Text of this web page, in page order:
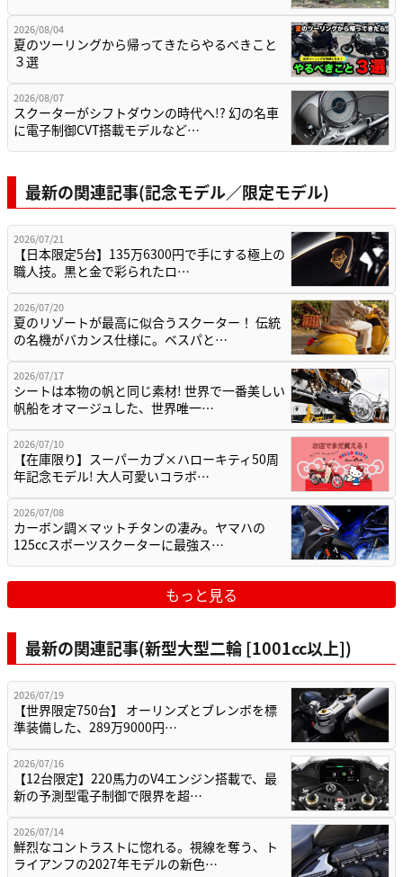
2026/08/04
夏のツーリングから帰ってきたらやるべきこと
３選
2026/08/07
スクーターがシフトダウンの時代へ!? 幻の名車
に電子制御CVT搭載モデルなど…
最新の関連記事(記念モデル／限定モデル)
2026/07/21
【日本限定5台】135万6300円で手にする極上の
職人技。黒と金で彩られたロ…
2026/07/20
夏のリゾートが最高に似合うスクーター！ 伝統
の名機がバカンス仕様に。ベスパと…
2026/07/17
シートは本物の帆と同じ素材! 世界で一番美しい
帆船をオマージュした、世界唯一…
2026/07/10
【在庫限り】スーパーカブ×ハローキティ50周
年記念モデル! 大人可愛いコラボ…
2026/07/08
カーボン調×マットチタンの凄み。ヤマハの
125ccスポーツスクーターに最強ス…
もっと見る
最新の関連記事(新型大型二輪 [1001cc以上])
2026/07/19
【世界限定750台】 オーリンズとブレンボを標
準装備した、289万9000円…
2026/07/16
【12台限定】220馬力のV4エンジン搭載で、最
新の予測型電子制御で限界を超…
2026/07/14
鮮烈なコントラストに惚れる。視線を奪う、ト
ライアンフの2027年モデルの新色…